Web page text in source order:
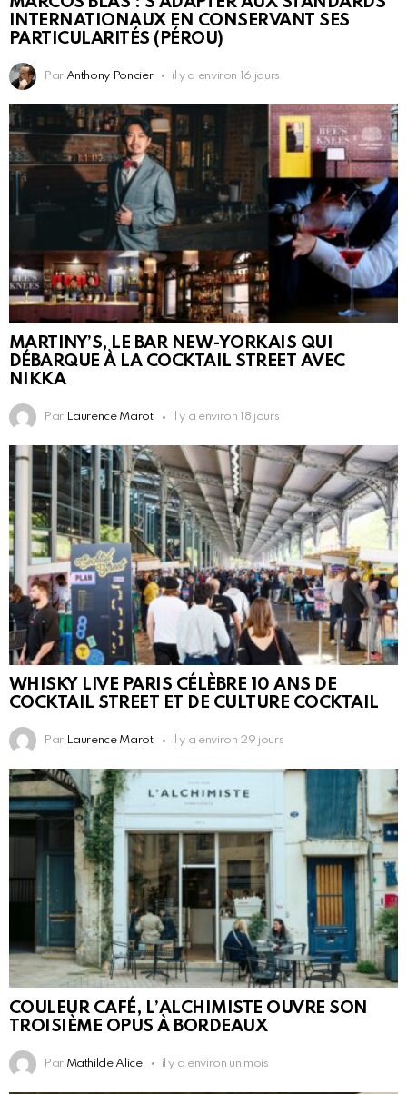
INTERNATIONAUX EN CONSERVANT SES
PARTICULARITÉS (PÉROU)
Par Anthony Poncier il y a environ 16 jours
MARTINY’S, LE BAR NEW-YORKAIS QUI
DÉBARQUE À LA COCKTAIL STREET AVEC
NIKKA
Par Laurence Marot il y a environ 18 jours
WHISKY LIVE PARIS CÉLÈBRE 10 ANS DE
COCKTAIL STREET ET DE CULTURE COCKTAIL
Par Laurence Marot il y a environ 29 jours
COULEUR CAFÉ, L’ALCHIMISTE OUVRE SON
TROISIÈME OPUS À BORDEAUX
Par Mathilde Alice il y a environ un mois